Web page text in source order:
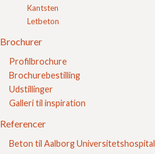
Kantsten
Letbeton
Brochurer
Profilbrochure
Brochurebestilling
Udstillinger
Galleri til inspiration
Referencer
Beton til Aalborg Universitetshospital